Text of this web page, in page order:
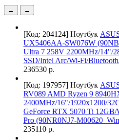
← →
[Код: 204124] Ноутбук
UX5406AA-SW076W
Ultra 7 258V 2200MHz/14"/
SSD/Intel Arc/Wi-Fi/
236530 р.
[Код: 197957] Ноутбук
RV089 AMD Ryzen 9
2400MHz/16"/1920x1200/
GeForce RTX 5070 Ti 12GB/
Pro (90NR0NJ7-
235110 р.